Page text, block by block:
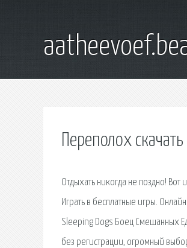
Переполох скачать
Отдыхать никогда не поздно!
Играть в бесплатные игры.
Sleeping Dogs Боец Смешанных
без регистрации, огромный